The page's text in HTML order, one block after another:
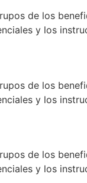
de los
y los
de los
y los
de los
y los